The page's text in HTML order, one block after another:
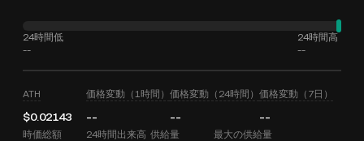
24時間低
--
24時間高
--
ATH
$0.02143
価格変動（1時間）
--
価格変動（24時間）
--
価格変動（7日）
--
時価総額 24時間出来高 供給量 最大の供給量